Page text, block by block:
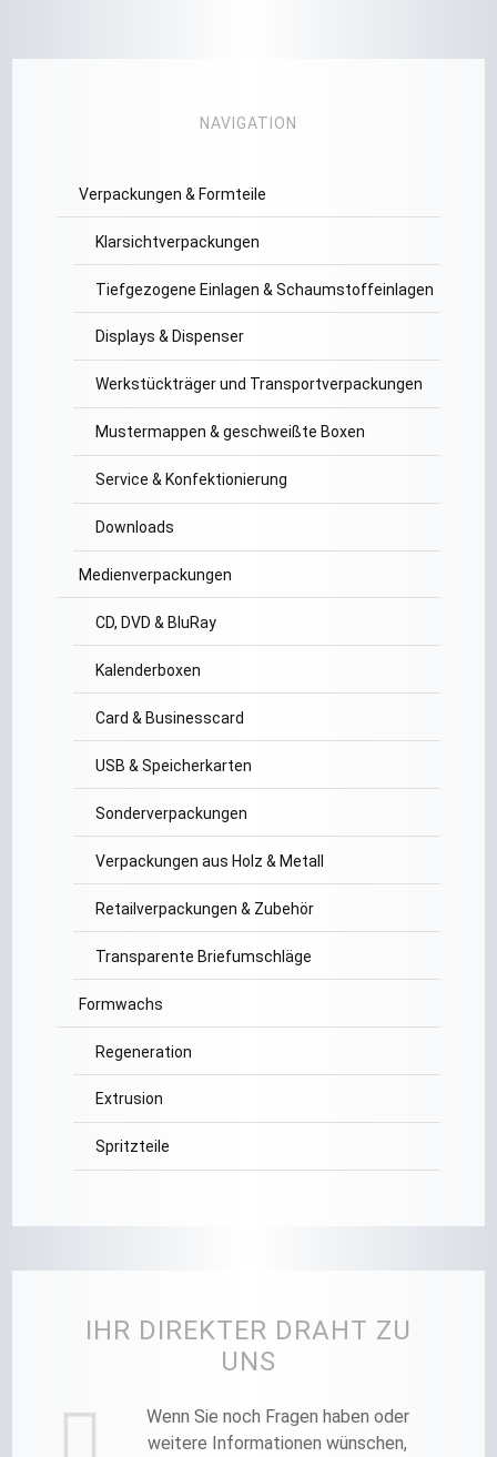
NAVIGATION
Verpackungen & Formteile
Klarsichtverpackungen
Tiefgezogene Einlagen & Schaumstoffeinlagen
Displays & Dispenser
Werkstückträger und Transportverpackungen
Mustermappen & geschweißte Boxen
Service & Konfektionierung
Downloads
Medienverpackungen
CD, DVD & BluRay
Kalenderboxen
Card & Businesscard
USB & Speicherkarten
Sonderverpackungen
Verpackungen aus Holz & Metall
Retailverpackungen & Zubehör
Transparente Briefumschläge
Formwachs
Regeneration
Extrusion
Spritzteile
IHR DIREKTER DRAHT ZU
UNS
Wenn Sie noch Fragen haben oder
weitere Informationen wünschen,